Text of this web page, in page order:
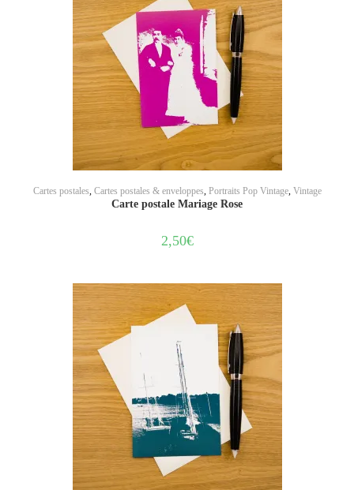
AJOUTER AU PANIER
Cartes postales, Cartes postales & enveloppes, Portraits Pop Vintage, Vintage
Carte postale Mariage Rose
2,50€